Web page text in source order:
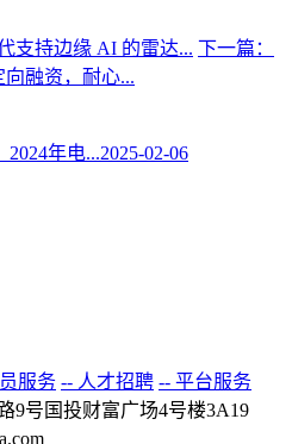
支持边缘 AI 的雷达... 下一篇：
融资，耐心...
2024年电...2025-02-06
服务 -- 人才招聘 -- 平台服务
9号国投财富广场4号楼3A19